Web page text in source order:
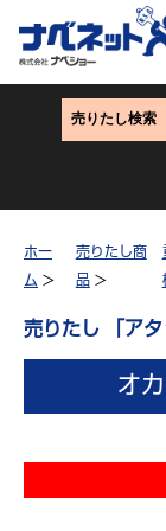
売りたし検索
ホー
ム >
売りたし商
品>
売りたし 「アタ
オ